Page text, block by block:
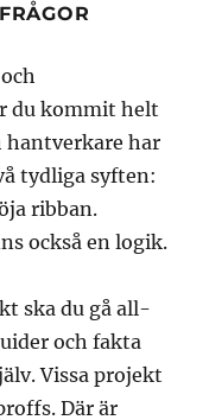
du kommit helt
hantverkare har
tydliga syften:
ribban.
också en logik.
ska du gå all-
och fakta
Vissa projekt
Där är